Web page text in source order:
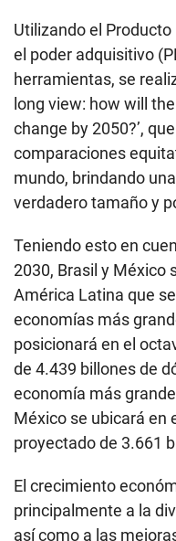
Utilizando el
el poder adquisitivo
herramientas, se
long view: how will
change by 2050?’,
comparaciones
mundo, brindando
verdadero tamaño y
Teniendo esto en
2030, Brasil y México
América Latina que
economías más
posicionará en el
de 4.439 billones de
economía más
México se ubicará en
proyectado de 3.661
El crecimiento
principalmente a la
así como a las